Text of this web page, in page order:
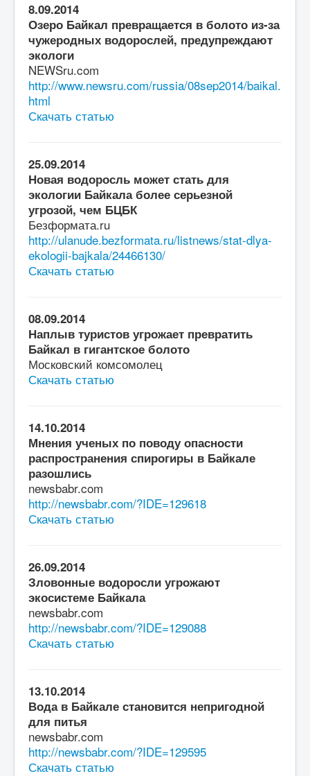
8.09.2014
Озеро Байкал превращается в болото из-за
чужеродных водорослей, предупреждают
экологи
NEWSru.com
http://www.newsru.com/russia/08sep2014/baikal.
html
Скачать статью
25.09.2014
Новая водоросль может стать для
экологии Байкала более серьезной
угрозой, чем БЦБК
Безформата.ru
http://ulanude.bezformata.ru/listnews/stat-dlya-
ekologii-bajkala/24466130/
Скачать статью
08.09.2014
Наплыв туристов угрожает превратить
Байкал в гигантское болото
Московский комсомолец
Скачать статью
14.10.2014
Мнения ученых по поводу опасности
распространения спирогиры в Байкале
разошлись
newsbabr.com
http://newsbabr.com/?IDE=129618
Скачать статью
26.09.2014
Зловонные водоросли угрожают
экосистеме Байкала
newsbabr.com
http://newsbabr.com/?IDE=129088
Скачать статью
13.10.2014
Вода в Байкале становится непригодной
для питья
newsbabr.com
http://newsbabr.com/?IDE=129595
Скачать статью